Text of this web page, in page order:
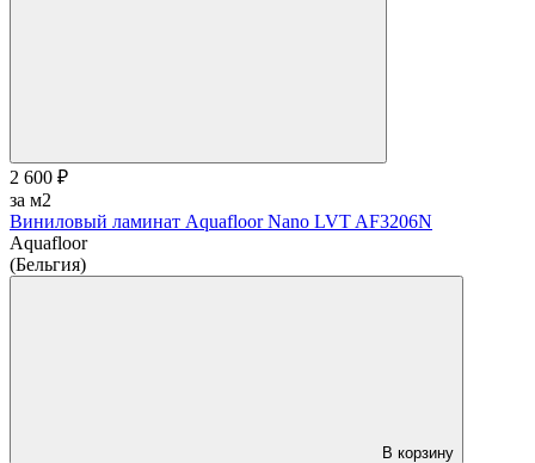
2 600 ₽
за м2
Виниловый ламинат Aquafloor Nano LVT AF3206N
Aquafloor
(Бельгия)
В корзину